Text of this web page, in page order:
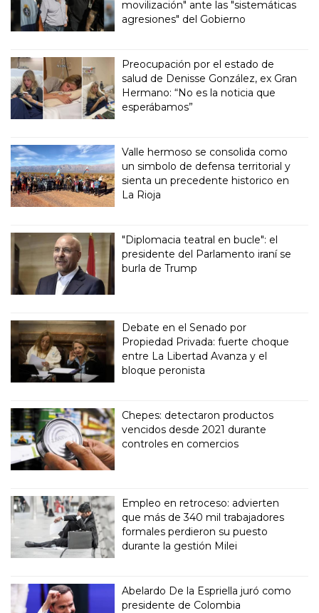
movilización" ante las "sistemáticas
agresiones" del Gobierno
Preocupación por el estado de
salud de Denisse González, ex Gran
Hermano: “No es la noticia que
esperábamos”
Valle hermoso se consolida como
un simbolo de defensa territorial y
sienta un precedente historico en
La Rioja
"Diplomacia teatral en bucle": el
presidente del Parlamento iraní se
burla de Trump
Debate en el Senado por
Propiedad Privada: fuerte choque
entre La Libertad Avanza y el
bloque peronista
Chepes: detectaron productos
vencidos desde 2021 durante
controles en comercios
Empleo en retroceso: advierten
que más de 340 mil trabajadores
formales perdieron su puesto
durante la gestión Milei
Abelardo De la Espriella juró como
presidente de Colombia